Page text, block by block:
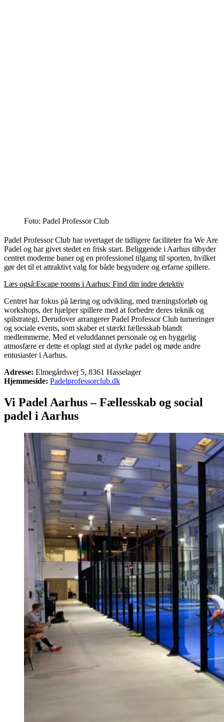
Foto: Padel Professor Club
Padel Professor Club har overtaget de tidligere faciliteter fra We Are
Padel og har givet stedet en frisk start. Beliggende i Aarhus tilbyder
centret moderne baner og en professionel tilgang til sporten, hvilket
gør det til et attraktivt valg for både begyndere og erfarne spillere.
Læs også:Escape rooms i Aarhus: Find din indre detektiv
Centret har fokus på læring og udvikling, med træningsforløb og
workshops, der hjælper spillere med at forbedre deres teknik og
spilstrategi. Derudover arrangerer Padel Professor Club turneringer
og sociale events, som skaber et stærkt fællesskab blandt
medlemmerne. Med et veluddannet personale og en hyggelig
atmosfære er dette et oplagt sted at dyrke padel og møde andre
entusiaster i Aarhus.
Adresse: Elmegårdsvej 5, 8361 Hasselager
Hjemmeside: Padelprofessorclub.dk
Vi Padel Aarhus – Fællesskab og social
padel i Aarhus